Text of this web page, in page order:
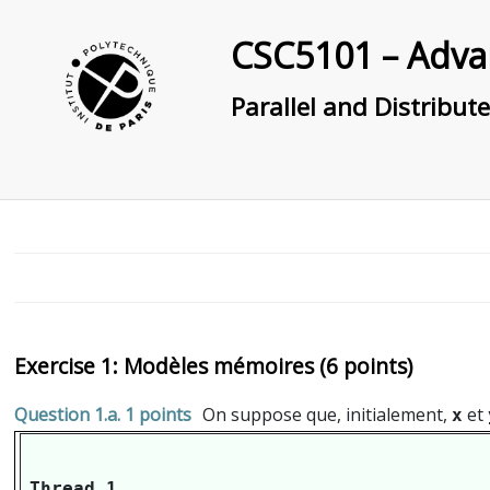
CSC5101 –
Parallel and
Modèles mémoires (6 points)
1 points On suppose que, initialement,x et